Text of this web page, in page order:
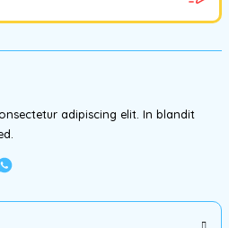
adipiscing elit. In blandit